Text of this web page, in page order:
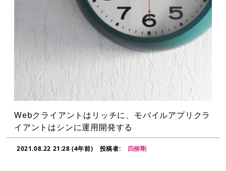
Webクライアントはリッチに、モバイルアプリクラ
イアントはシンに運用開発する
2021.08.22 21:28 (4年前) 投稿者: 四柳剛